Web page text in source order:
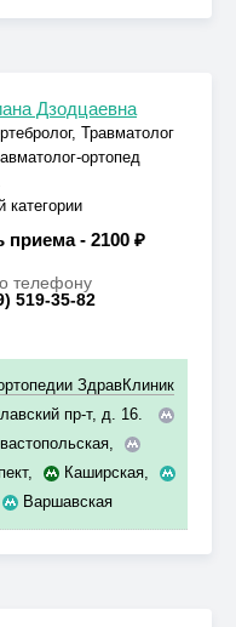
Дзодцаевна
Травматолог
ортопед
категории
приема - 2100 ₽
телефону
519-35-82
ЗдравКлиник
пр-т, д. 16.
,
, Каширская,
Варшавская